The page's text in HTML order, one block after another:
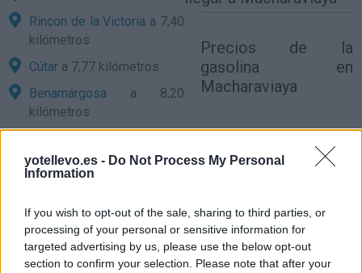
yotellevo.es - Do Not Process My Personal
Information
If you wish to opt-out of the sale, sharing to third parties, or
processing of your personal or sensitive information for
targeted advertising by us, please use the below opt-out
section to confirm your selection. Please note that after your
Rincon de la Victoria a 7,40
kilómetros
Cútar a 7,77 kilómetros
Benamargosa a 8,20
kilómetros
kilómetros
Granadaa 72,10 kilómetros
Jaéna 117,80 kilómetros
Córdobaa 135,02
Precios de la
gasolina en
Macharaviaya